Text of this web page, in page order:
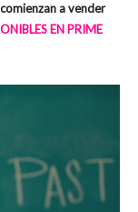
a vender
EN PRIME